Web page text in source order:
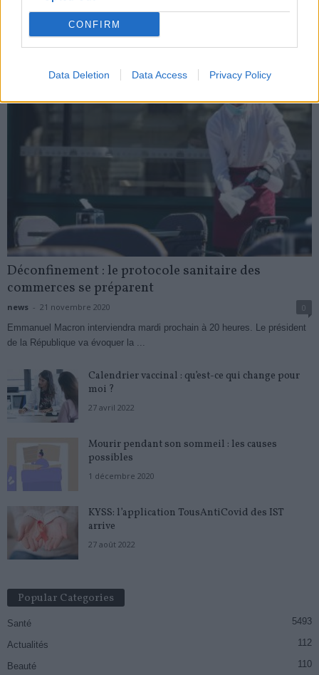
CONFIRM
Data Deletion Data Access Privacy Policy
My Favorites
Déconfinement : le protocole sanitaire des
commerces se préparent
news - 21 novembre 2020
0
Emmanuel Macron interviendra mardi prochain à 20 heures. Le président
de la République va évoquer la ...
Calendrier vaccinal : qu’est-ce qui change pour
moi ?
27 avril 2022
Mourir pendant son sommeil : les causes
possibles
1 décembre 2020
KYSS: l’application TousAntiCovid des IST
arrive
27 août 2022
Popular Categories
Santé 5493
Actualités 112
Beauté 110